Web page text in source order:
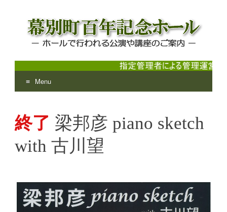
幕別町百年記念ホール
ホールで行われる公演や講座のご案内
Menu
content
終了 梁邦彦 piano sketch
with 古川望